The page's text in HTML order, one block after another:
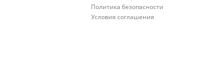
Политика безопасности
Условия соглашения